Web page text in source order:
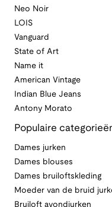
Neo Noir
LOIS
Vanguard
State of Art
Name it
American Vintage
Indian Blue Jeans
Antony Morato
Populaire
Dames jurken
Dames blouses
Dames bruiloftskleding
Moeder van de bruid
Bruiloft avondjurken